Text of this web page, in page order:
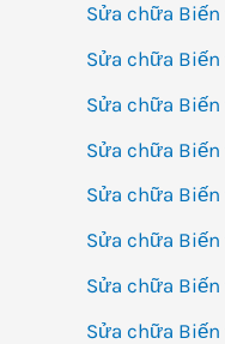
Sửa chữa Biến
Sửa chữa Biến
Sửa chữa
Sửa chữa
Sửa chữa Biến
Sửa chữa
Sửa chữa Biến
Sửa chữa